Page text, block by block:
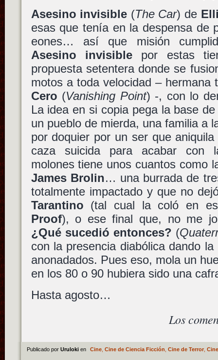
Asesino invisible (The Car) de
esas que tenía en la despensa de
eones… así que misión
Asesino invisiblepor estas
propuesta setentera donde se
motos a toda velocidad –
Cero (Vanishing Point) -, con lo
La idea en si copia pega la base
un pueblo de mierda, una familia a
por doquier por un ser que
caza suicida para acabar con
molones tiene unos cuantos como
James Brolin… una burrada de
totalmente impactado y que no
Tarantino (tal cual la coló en
Proof), o ese final que, no me
¿Qué sucedió entonces? (
con la presencia diabólica dando
anonadados. Pues eso, mola un
en los 80 o 90 hubiera sido una
Hasta agosto…
Los
Publicado por Uruloki en Cine, Cine de Ciencia Ficción Cine de Terror,